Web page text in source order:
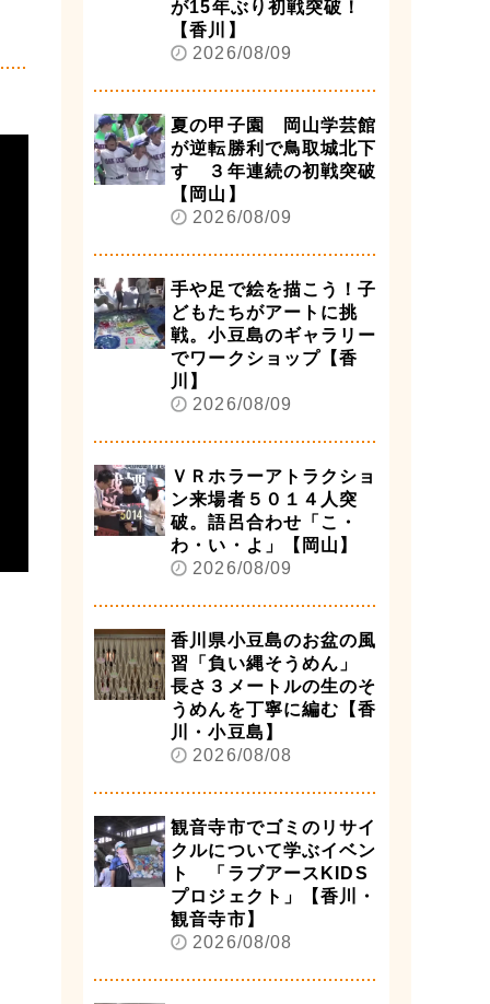
が15年ぶり初戦突破！
【香川】
2026/08/09
夏の甲子園 岡山学芸館
が逆転勝利で鳥取城北下
す ３年連続の初戦突破
【岡山】
2026/08/09
手や足で絵を描こう！子
どもたちがアートに挑
戦。小豆島のギャラリー
でワークショップ【香
川】
2026/08/09
ＶＲホラーアトラクショ
ン来場者５０１４人突
破。語呂合わせ「こ・
わ・い・よ」【岡山】
2026/08/09
香川県小豆島のお盆の風
習「負い縄そうめん」
長さ３メートルの生のそ
うめんを丁寧に編む【香
川・小豆島】
2026/08/08
観音寺市でゴミのリサイ
クルについて学ぶイベン
ト 「ラブアースKIDS
プロジェクト」【香川・
観音寺市】
2026/08/08